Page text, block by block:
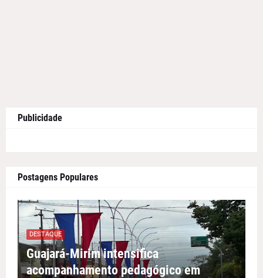
Publicidade
Postagens Populares
DESTAQUE
Guajará-Mirim intensifica
acompanhamento pedagógico em